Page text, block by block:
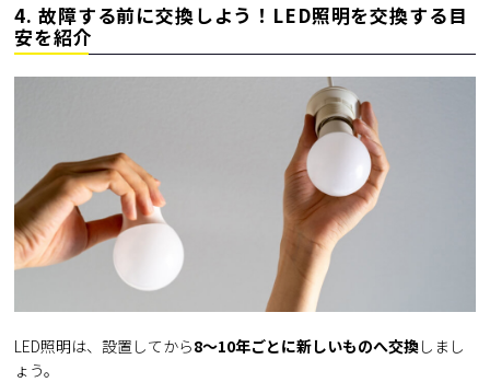
4. 故障する前に交換しよう！LED照明を交換する目
安を紹介
LED照明は、設置してから8～10年ごとに新しいものへ交換しまし
ょう。